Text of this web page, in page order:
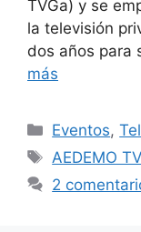
TVGa) y se
la televisión
dos años para
más
Categorías
Eventos,
Etiquetas
AEDEMO TV
2